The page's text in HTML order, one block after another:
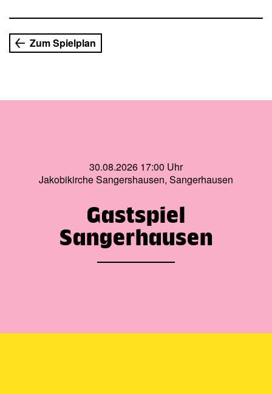
Sein erfolgreicher Film »Terminal« machte die
Zum Spielplan
30.08.2026 17:00 Uhr
Jakobikirche Sangershausen, Sangerhausen
Gastspiel
Sangerhausen